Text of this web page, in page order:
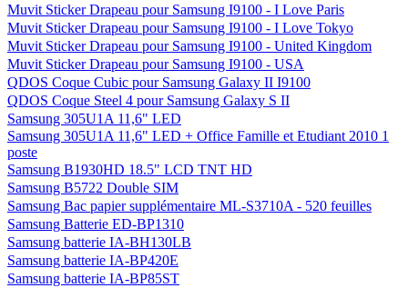
Muvit Sticker Drapeau pour Samsung I9100 - I Love Paris
Muvit Sticker Drapeau pour Samsung I9100 - I Love Tokyo
Muvit Sticker Drapeau pour Samsung I9100 - United Kingdom
Muvit Sticker Drapeau pour Samsung I9100 - USA
QDOS Coque Cubic pour Samsung Galaxy II I9100
QDOS Coque Steel 4 pour Samsung Galaxy S II
Samsung 305U1A 11,6" LED
Samsung 305U1A 11,6" LED + Office Famille et Etudiant 2010 1
poste
Samsung B1930HD 18.5" LCD TNT HD
Samsung B5722 Double SIM
Samsung Bac papier supplémentaire ML-S3710A - 520 feuilles
Samsung Batterie ED-BP1310
Samsung batterie IA-BH130LB
Samsung batterie IA-BP420E
Samsung batterie IA-BP85ST